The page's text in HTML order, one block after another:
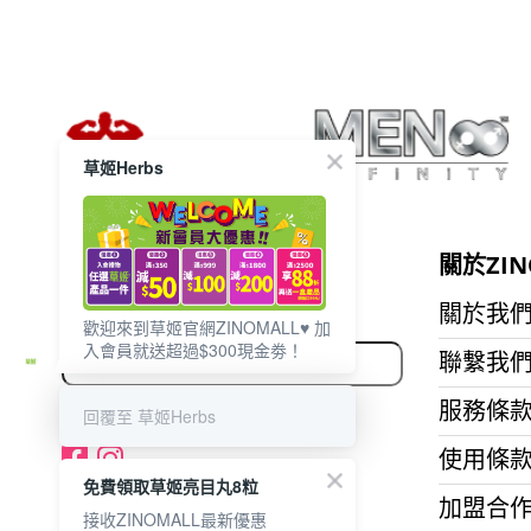
想獲取最新的優惠資訊？
立即訂閱電子郵件!
關於
關於我
聯繫我
服務條
使用條
加盟合
草姬Herbs
歡迎來到草姬官網ZINOMALL♥️ 加
入會員就送超過$300現金劵！
回覆至 草姬Herbs
免費領取草姬亮目丸8粒
接收ZINOMALL最新優惠